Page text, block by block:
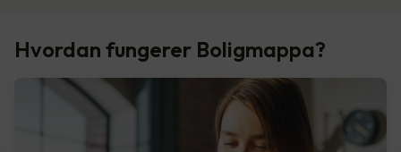
Hvordan fungerer Boligmappa?